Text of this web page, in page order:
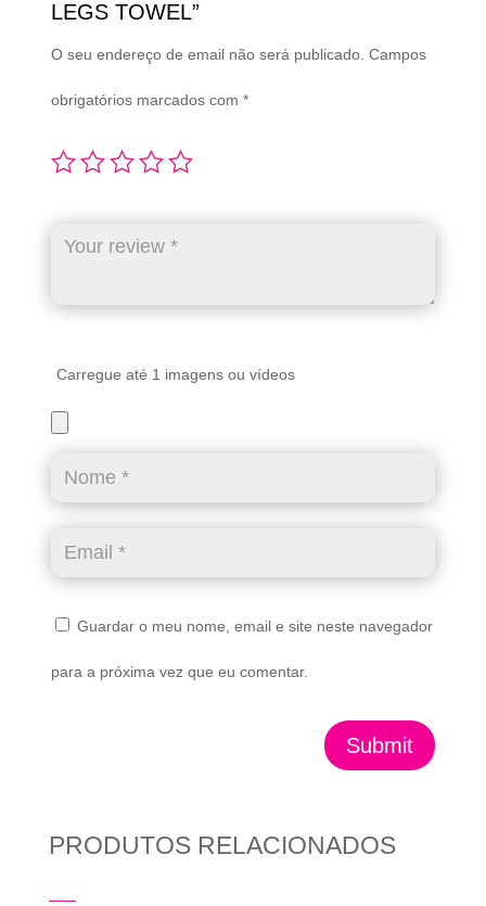
LEGS TOWEL”
O seu endereço de email não será publicado. Campos
obrigatórios marcados com *
Carregue até 1 imagens ou vídeos
Guardar o meu nome, email e site neste navegador
para a próxima vez que eu comentar.
Submit
PRODUTOS RELACIONADOS